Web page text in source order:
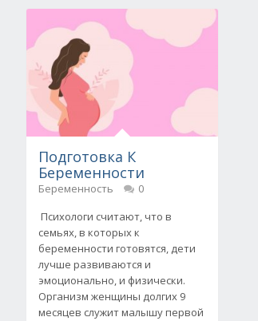
Подготовка К
Беременности
Беременность
0
Психологи считают, что в
семьях, в которых к
беременности готовятся, дети
лучше развиваются и
эмоционально, и физически.
Организм женщины долгих 9
месяцев служит малышу первой